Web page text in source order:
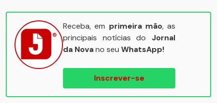
Receba, em primeira mão, as
principais notícias do Jornal
da Novano seu WhatsApp!
Inscrever-se